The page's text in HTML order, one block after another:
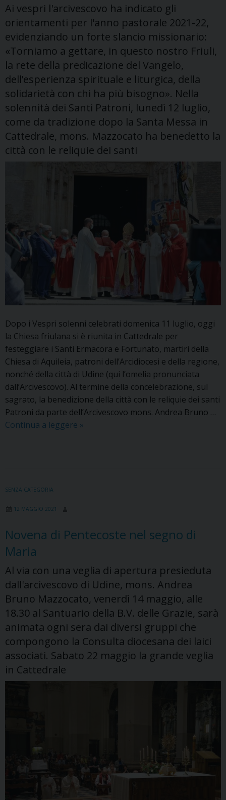
Ai vespri l'arcivescovo ha indicato gli
orientamenti per l'anno pastorale 2021-22,
evidenziando un forte slancio missionario:
«Torniamo a gettare, in questo nostro Friuli,
la rete della predicazione del Vangelo,
dell’esperienza spirituale e liturgica, della
solidarietà con chi ha più bisogno». Nella
solennità dei Santi Patroni, lunedì 12 luglio,
come da tradizione dopo la Santa Messa in
Cattedrale, mons. Mazzocato ha benedetto la
città con le reliquie dei santi
Dopo i Vespri solenni celebrati domenica 11 luglio, oggi
la Chiesa friulana si è riunita in Cattedrale per
festeggiare i Santi Ermacora e Fortunato, martiri della
Chiesa di Aquileia, patroni dell’Arcidiocesi e della regione,
nonché della città di Udine (qui l’omelia pronunciata
dall’Arcivescovo). Al termine della concelebrazione, sul
sagrato, la benedizione della città con le reliquie dei santi
Patroni da parte dell’Arcivescovo mons. Andrea Bruno …
Continua a leggere Chiesa
missionario
»
SENZA CATEGORIA
12 MAGGIO 2021
Novena di Pentecoste nel segno di
Maria
Al via con una veglia di apertura presieduta
dall'arcivescovo di Udine, mons. Andrea
Bruno Mazzocato, venerdì 14 maggio, alle
18.30 al Santuario della B.V. delle Grazie, sarà
animata ogni sera dai diversi gruppi che
compongono la Consulta diocesana dei laici
associati. Sabato 22 maggio la grande veglia
in Cattedrale